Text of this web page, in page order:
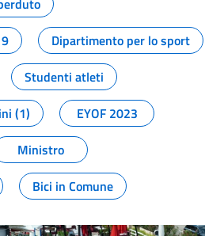
Dipartimento per lo sport
Studenti atleti
(1)
EYOF 2023
Ministro
Bici in Comune